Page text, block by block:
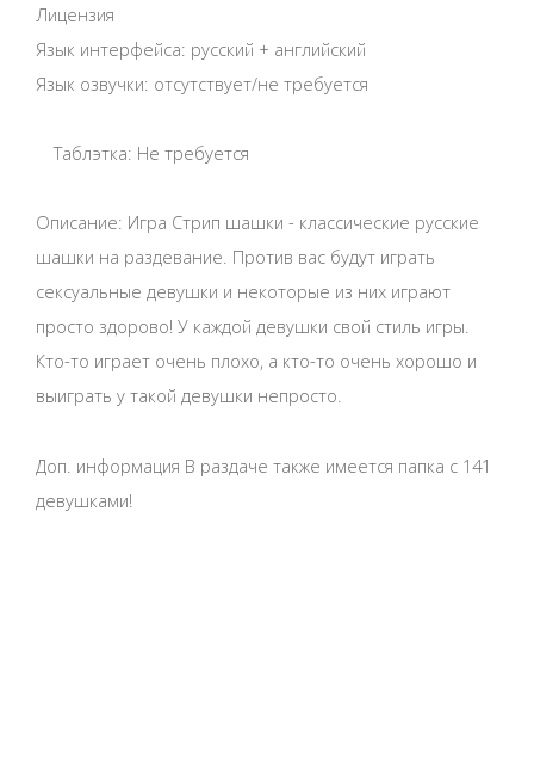
Лицензия
Язык интерфейса: русский + английский
Язык озвучки: отсутствует/не требуется
Таблэтка: Не требуется
Описание: Игра Стрип шашки - классические русские
шашки на раздевание. Против вас будут играть
сексуальные девушки и некоторые из них играют
просто здорово! У каждой девушки свой стиль игры.
Кто-то играет очень плохо, а кто-то очень хорошо и
выиграть у такой девушки непросто.
Доп. информация В раздаче также имеется папка с 141
девушками!